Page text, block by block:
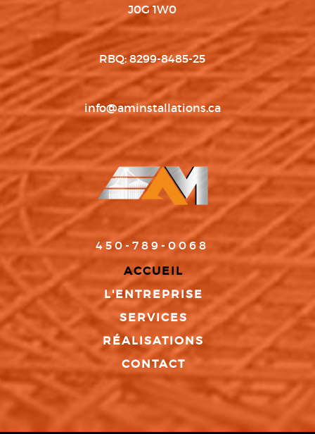
J0G 1W0
RBQ: 8299-8485-25
info@aminstallations.ca
450-789-0068
ACCUEIL
L'ENTREPRISE
SERVICES
RÉALISATIONS
CONTACT